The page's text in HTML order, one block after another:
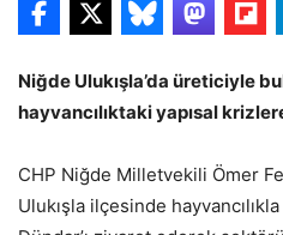
Niğde Ulukışla’da üreticiyle
hayvancılıktaki yapısal
CHP Niğde Milletvekili Ömer
Ulukışla ilçesinde